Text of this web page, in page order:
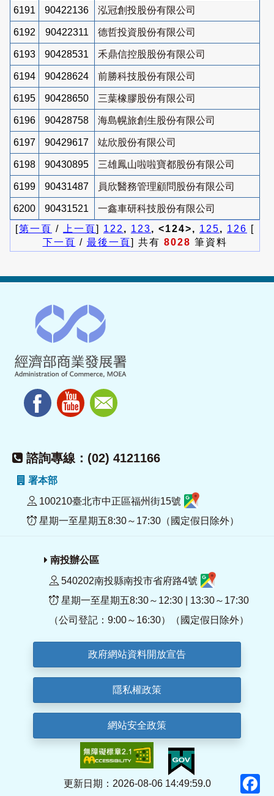
6191 90422136 泓冠創投股份有限公司
6192 90422311 德哲投資股份有限公司
6193 90428531 禾鼎信控股股份有限公司
6194 90428624 前勝科技股份有限公司
6195 90428650 三葉橡膠股份有限公司
6196 90428758 海島幌旅創生股份有限公司
6197 90429617 竑欣股份有限公司
6198 90430895 三雄鳳山啦啦寶都股份有限公司
6199 90431487 員欣醫務管理顧問股份有限公司
6200 90431521
一鑫車研科技股份有限公司
[第一頁 / 上一頁] 122 , 123, <124>, 125, 126 [
下一頁 / 最後一頁] 共有 8028 筆資料
諮詢專線：(02) 4121166
署本部
100210臺北市中正區福州街15號
星期一至星期五8:30～17:30（國定假日除外）
南投辦公區
540202南投縣南投市省府路4號
星期一至星期五8:30～12:30 | 13:30～17:30
（公司登記：9:00～16:30）（國定假日除外）
政府網站資料開放宣告
隱私權政策
網站安全政策
更新日期：2026-08-06 14:49:59.0